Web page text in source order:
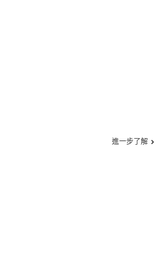
進一步了解